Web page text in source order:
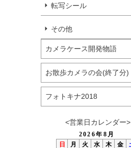
転写シール
その他
カメラケース開発物語
お散歩カメラの会(終了分)
フォトキナ2018
<営業日カレンダー>